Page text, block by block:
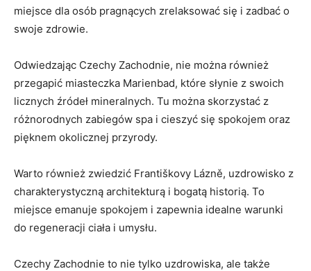
miejsce dla osób pragnących zrelaksować się⁣ i zadbać o
swoje zdrowie.
Odwiedzając Czechy Zachodnie, nie‍ można⁢ również
przegapić miasteczka Marienbad, które słynie z swoich
licznych źródeł mineralnych. Tu można skorzystać z
różnorodnych zabiegów spa i cieszyć się spokojem ‍oraz
pięknem okolicznej przyrody.
Warto również zwiedzić Františkovy Lázně, uzdrowisko z
charakterystyczną architekturą i bogatą historią.‌ To⁣
miejsce emanuje spokojem i zapewnia idealne warunki
do regeneracji​ ciała⁤ i umysłu.
Czechy Zachodnie to nie tylko uzdrowiska, ale ​także